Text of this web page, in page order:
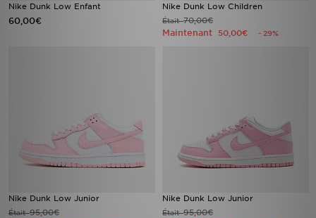
Nike Dunk Low Enfant
60,00€
Nike Dunk Low Children
Était70,00€
Maintenant 50,00€ - 29%
Nike Dunk Low Junior
Était95,00€
Nike Dunk Low Junior
Était95,00€